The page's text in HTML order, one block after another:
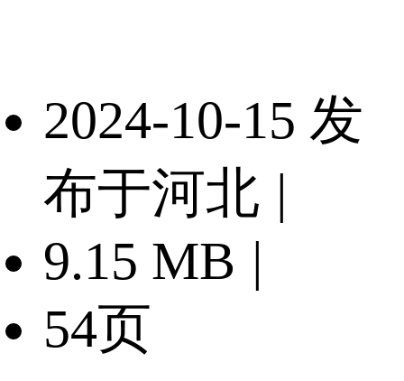
2024-10-15 发
布于河北 |
9.15 MB |
54页